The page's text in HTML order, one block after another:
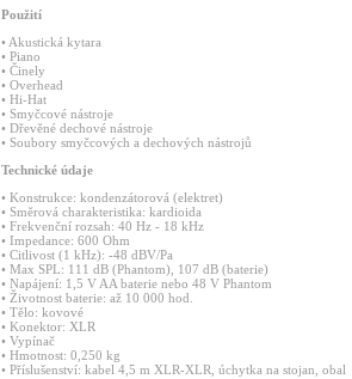
Použití
• Akustická kytara
• Piano
• Činely
• Overhead
• Hi-Hat
• Smyčcové nástroje
• Dřevěné dechové nástroje
• Soubory smyčcových a dechových nástrojů
Technické údaje
• Konstrukce: kondenzátorová (elektret)
• Směrová charakteristika: kardioida
• Frekvenční rozsah: 40 Hz - 18 kHz
• Impedance: 600 Ohm
• Citlivost (1 kHz): -48 dBV/Pa
• Max SPL: 111 dB (Phantom), 107 dB (baterie)
• Napájení: 1,5 V AA baterie nebo 48 V Phantom
• Životnost baterie: až 10 000 hod.
• Tělo: kovové
• Konektor: XLR
• Vypínač
• Hmotnost: 0,250 kg
• Příslušenství: kabel 4,5 m XLR-XLR, úchytka na stojan, obal